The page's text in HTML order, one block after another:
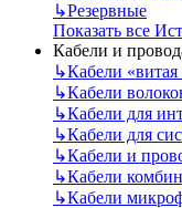
↳Резервные
Показать все
Кабели и
↳Кабели
↳Кабели
↳Кабели для
↳Кабели для
↳Кабели и
↳Кабели
↳Кабели